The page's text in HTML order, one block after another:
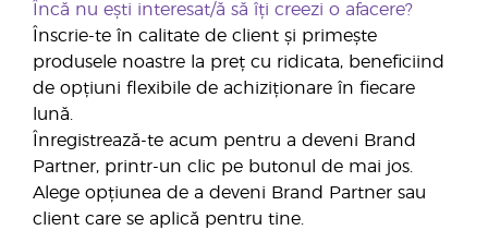
Încă nu ești interesat/ă să îți creezi o afacere?
Înscrie-te în calitate de client și primește
produsele noastre la preț cu ridicata, beneficiind
de opțiuni flexibile de achiziționare în fiecare
lună.
Înregistrează-te acum pentru a deveni Brand
Partner, printr-un clic pe butonul de mai jos.
Alege opțiunea de a deveni Brand Partner sau
client care se aplică pentru tine.